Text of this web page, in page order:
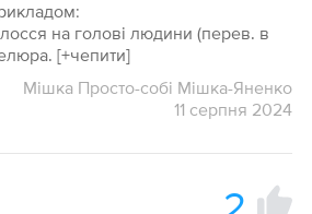
на голові людини (перев. в
[+чепити]
Мішка Просто-собі Мішка-Яненко
11 серпня 2024